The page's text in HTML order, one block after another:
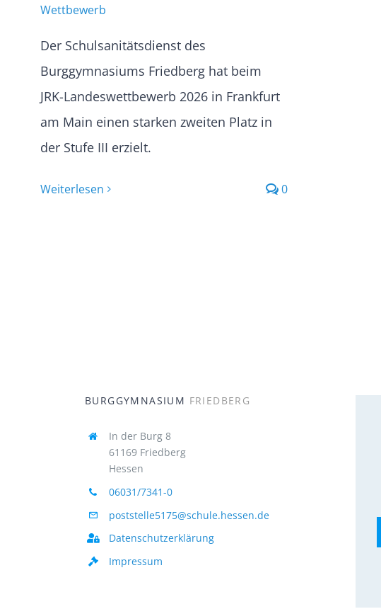
Wettbewerb
Der Schulsanitätsdienst des
Burggymnasiums Friedberg hat beim
JRK-Landeswettbewerb 2026 in Frankfurt
am Main einen starken zweiten Platz in
der Stufe III erzielt.
Weiterlesen 0
BURGGYMNASIUM FRIEDBERG
In der Burg 8
61169 Friedberg
Hessen
06031/7341-0
poststelle5175@schule.hessen.de
Datenschutzerklärung
Impressum